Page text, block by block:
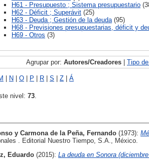
H61 - Presupuesto ; Sistema presupuestario
H62 - Déficit ; Superávit (25)
H63 - Deuda ; Gestión de la deuda (95)
H68 - Previsiones presupuestarias, déficit y
H69 - Otros (3)
Agrupar por: Autores/Creadores | Tipo
| N | O | P | R | S | Z | Á
nivel: 73
y Carmona de la Peña, Fernando (1973):
. Editorial Nuestro Tiempo, S.A., México.
Eduardo (2015): La deuda en Sonora